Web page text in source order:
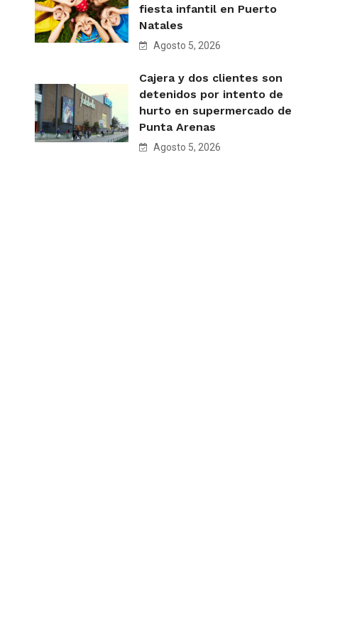
fiesta infantil en Puerto
Natales
Agosto 5, 2026
Cajera y dos clientes son
detenidos por intento de
hurto en supermercado de
Punta Arenas
Agosto 5, 2026